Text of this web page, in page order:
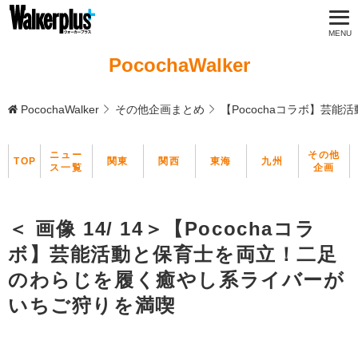
PocochaWalker
PocochaWalker その他企画まとめ 【Pocochaコラボ】芸能
TOP
ニュー
ス一覧
関東 関西 東海 九州
その他
企画
＜ 画像 14/ 14＞【Pocochaコラ
ボ】芸能活動と保育士を両立！二足
のわらじを履く癒やし系ライバーが
いちご狩りを満喫